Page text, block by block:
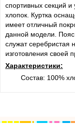
спортивных секций и
хлопок. Куртка
имеет отличный
данной модели.
служат серебристая
изготовления своей
Характеристики:
Состав: 100%